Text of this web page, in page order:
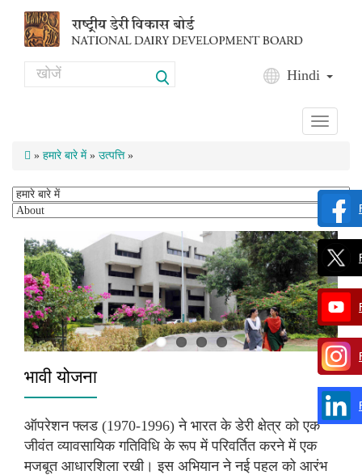
Search Hindi
Toggle
» हमारे बारे में» उत्पत्ति»
भावी योजना
ऑपरेशन फ्लड (1970-1996) ने भारत के डेरी क्षेत्र को एक
जीवंत व्यावसायिक गतिविधि के रूप में परिवर्तित करने में एक
मजबूत आधारशिला रखी। इस अभियान ने नई पहल को आरंभ